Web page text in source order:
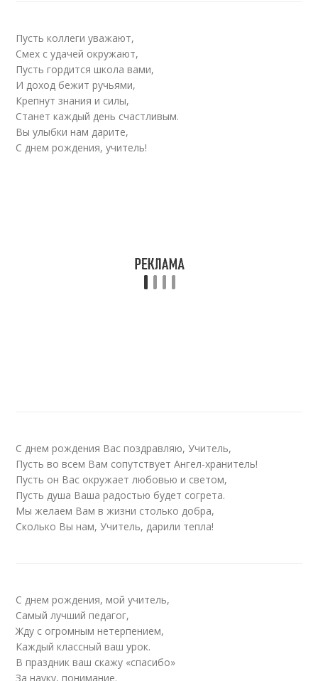
Пусть коллеги уважают,
Смех с удачей окружают,
Пусть гордится школа вами,
И доход бежит ручьями,
Крепнут знания и силы,
Станет каждый день счастливым.
Вы улыбки нам дарите,
С днем рождения, учитель!
С днем рождения Вас поздравляю, Учитель,
Пусть во всем Вам сопутствует Ангел-хранитель!
Пусть он Вас окружает любовью и светом,
Пусть душа Ваша радостью будет согрета.
Мы желаем Вам в жизни столько добра,
Сколько Вы нам, Учитель, дарили тепла!
С днем рождения, мой учитель,
Самый лучший педагог,
Жду с огромным нетерпением,
Каждый классный ваш урок.
В праздник ваш скажу «спасибо»
За науку, понимание.